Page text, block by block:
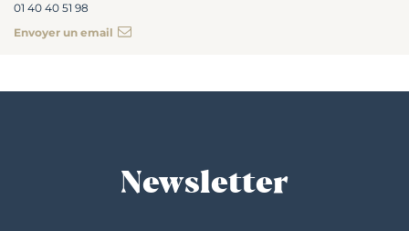
01 40 40 51 98
Envoyer un email
Newsletter